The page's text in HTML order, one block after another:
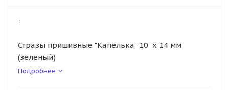
:
Стразы пришивные "Капелька" 10 х 14 мм
(зеленый)
Подробнее